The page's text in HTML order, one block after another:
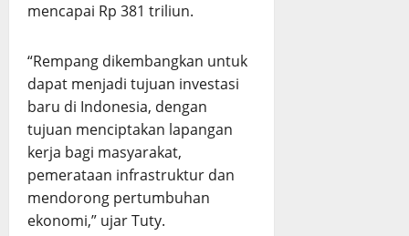
mencapai Rp 381 triliun.
“Rempang dikembangkan untuk
dapat menjadi tujuan investasi
baru di Indonesia, dengan
tujuan menciptakan lapangan
kerja bagi masyarakat,
pemerataan infrastruktur dan
mendorong pertumbuhan
ekonomi,” ujar Tuty.